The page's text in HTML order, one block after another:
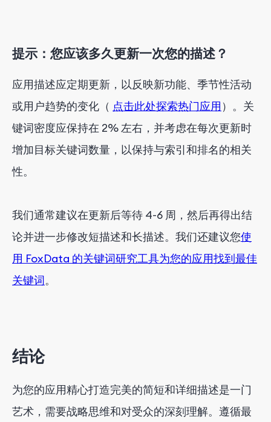
提示：您应该多久更新一次您的描述？
应用描述应定期更新，以反映新功能、季节性活动
或用户趋势的变化（ 点击此处探索热门应用 ）。关
键词密度应保持在 2% 左右，并考虑在每次更新时
增加目标关键词数量，以保持与索引和排名的相关
性。
我们通常建议在更新后等待 4-6 周，然后再得出结
论并进一步修改短描述和长描述。我们还建议您使
用 FoxData 的关键词研究工具为您的应用找到最佳
关键词。
结论
为您的应用精心打造完美的简短和详细描述是一门
艺术，需要战略思维和对受众的深刻理解。遵循最